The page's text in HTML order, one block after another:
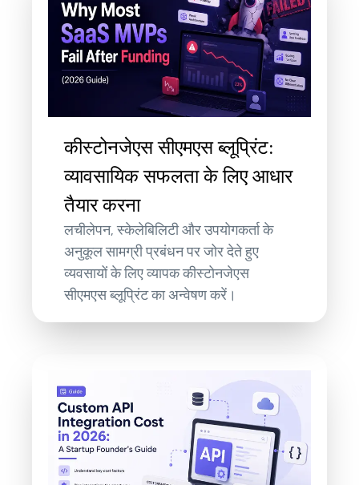
कीस्टोनजेएस सीएमएस ब्लूप्रिंट:
व्यावसायिक सफलता के लिए आधार
तैयार करना
लचीलेपन, स्केलेबिलिटी और उपयोगकर्ता के
अनुकूल सामग्री प्रबंधन पर जोर देते हुए
व्यवसायों के लिए व्यापक कीस्टोनजेएस
सीएमएस ब्लूप्रिंट का अन्वेषण करें।